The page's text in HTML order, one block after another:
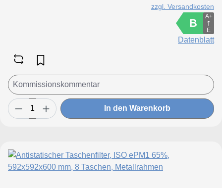
zzgl. Versandkosten
B
A+
E
Datenblatt
In den Warenkorb